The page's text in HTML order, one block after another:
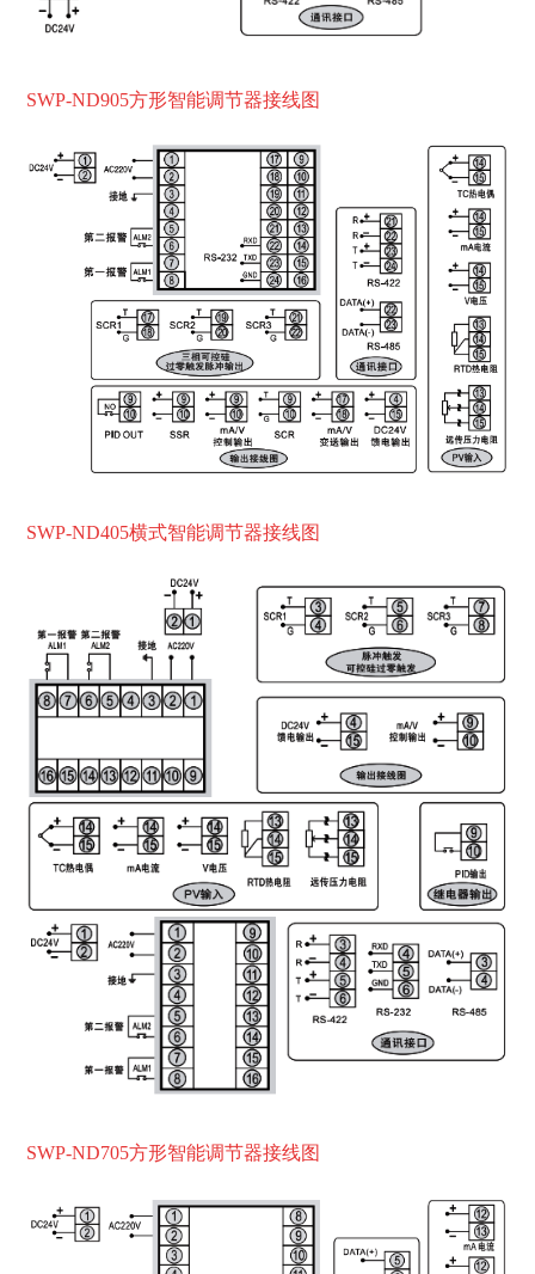
SWP-ND905方形智能调节器接线图
SWP-ND405横式智能调节器接线图
SWP-ND705方形智能调节器接线图